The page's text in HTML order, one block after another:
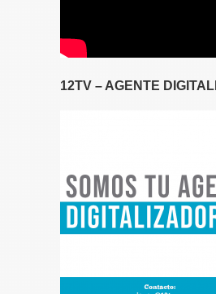
12TV – AGENTE